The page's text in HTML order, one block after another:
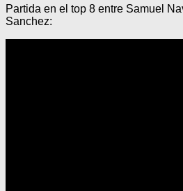
Partida en el top 8 entre Samuel
Sanchez: